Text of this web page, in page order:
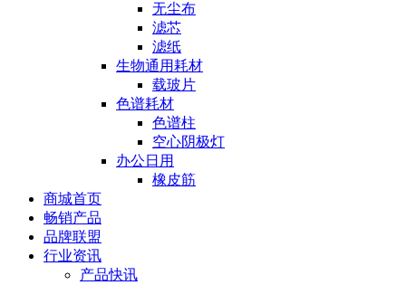
无尘布
滤芯
滤纸
生物通用耗材
载玻片
色谱耗材
色谱柱
空心阴极灯
办公日用
橡皮筋
商城首页
畅销产品
品牌联盟
行业资讯
产品快讯